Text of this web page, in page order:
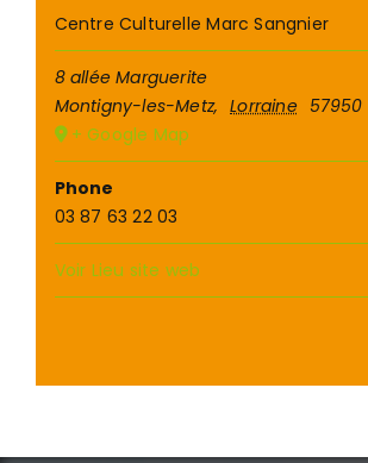
Centre Culturelle Marc Sangnier
8 allée Marguerite
Montigny-les-Metz, Lorraine 57950
+ Google Map
Phone
03 87 63 22 03
Voir Lieu site web